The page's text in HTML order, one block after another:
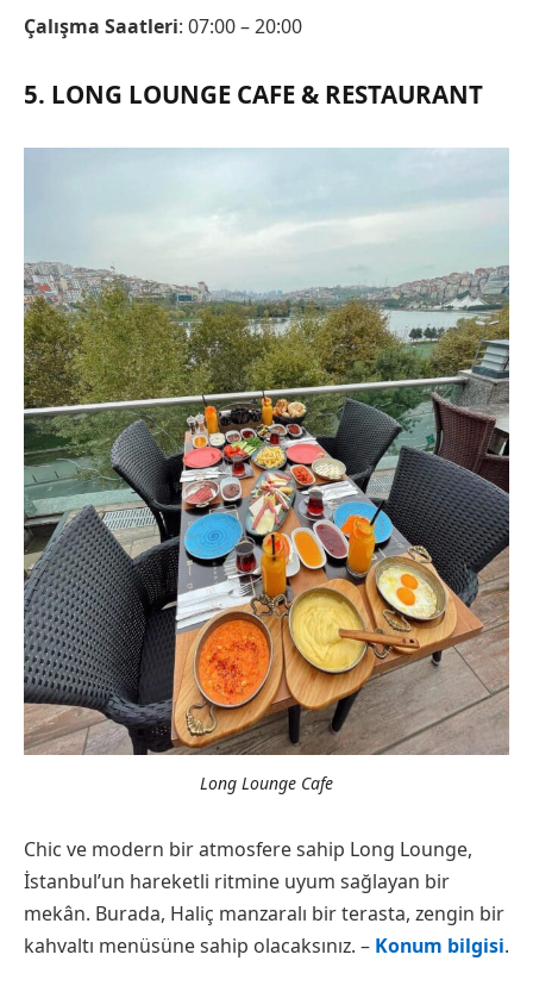
Çalışma Saatleri: 07:00 – 20:00
5. LONG LOUNGE CAFE & RESTAURANT
Long Lounge Cafe
Chic ve modern bir atmosfere sahip Long Lounge,
İstanbul’un hareketli ritmine uyum sağlayan bir
mekân. Burada, Haliç manzaralı bir terasta, zengin bir
kahvaltı menüsüne sahip olacaksınız. – Konum bilgisi.